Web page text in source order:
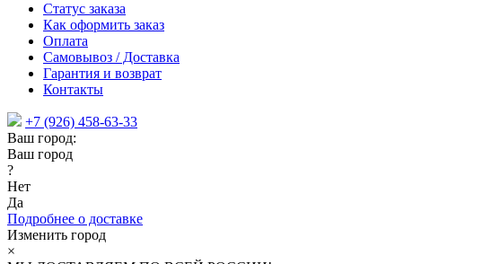
Статус заказа
Как оформить заказ
Оплата
Самовывоз / Доставка
Гарантия и возврат
Контакты
+7 (926) 458-63-33
Ваш город:
Ваш город
?
Нет
Да
Подробнее о доставке
Изменить город
×